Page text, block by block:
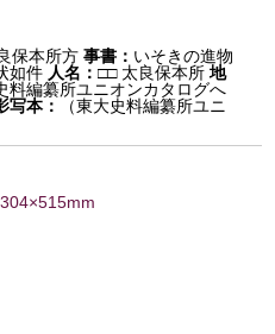
保本所方 事書： いそきの進物
如件 人名：□□ 太良保本所 地
料編纂所ユニオンカタログへ
写本：
（東大史料編纂所ユニ